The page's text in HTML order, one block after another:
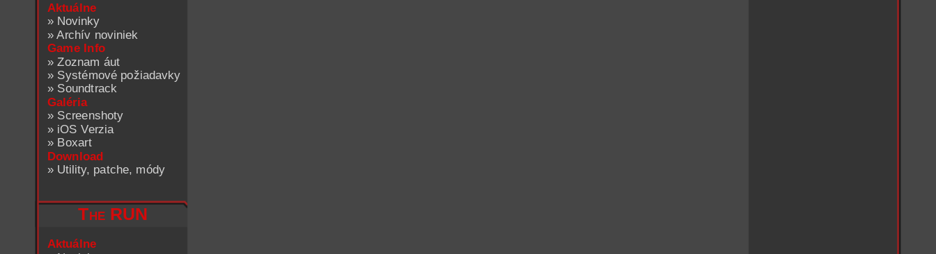
Aktuálne
» Novinky
»Archív noviniek
Game Info
»Zoznam áut
» Systémové požiadavky
» Soundtrack
Galéria
» Screenshoty
» iOS Verzia
» Boxart
Download
» Utility, patche, módy
The RUN
Aktuálne